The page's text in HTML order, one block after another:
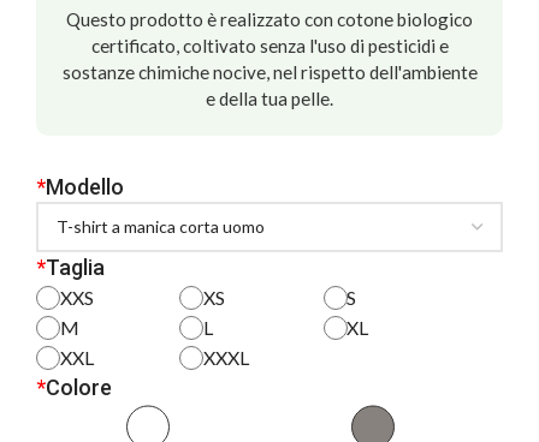
Questo prodotto è realizzato con cotone biologico
certificato, coltivato senza l'uso di pesticidi e
sostanze chimiche nocive, nel rispetto dell'ambiente
e della tua pelle.
*Modello
*Taglia
XXS XS
S
M
L
XL
XXL
XXXL
*Colore